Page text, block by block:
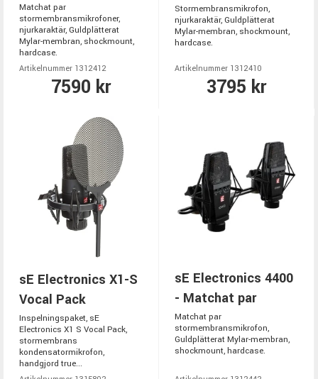
Matchat par
stormembransmikrofoner,
njurkaraktär, Guldplätterat
Mylar-membran, shockmount,
hardcase.
Artikelnummer 1312412
7590 kr
Stormembransmikrofon,
njurkaraktär, Guldplätterat
Mylar-membran, shockmount,
hardcase.
Artikelnummer 1312410
3795 kr
sE Electronics X1-S
Vocal Pack
Inspelningspaket, sE
Electronics X1 S Vocal Pack,
stormembrans
kondensatormikrofon,
handgjord true...
sE Electronics 4400
- Matchat par
Matchat par
stormembransmikrofon,
Guldplätterat Mylar-membran,
shockmount, hardcase.